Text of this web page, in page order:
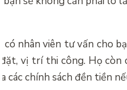
có nhân viên tư vấn cho
vị trí thi công. Họ còn
các chính sách đền tiền